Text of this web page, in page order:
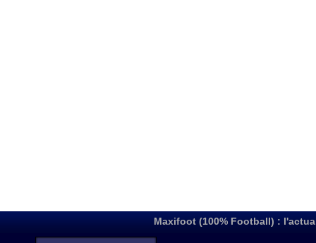
Maxifoot (100% Football) :